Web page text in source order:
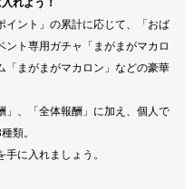
れよう！
イント」の累計に応じて、「おば
ント専用ガチャ「まがまがマカロ
「まがまがマカロン」などの豪華
」、「全体報酬」に加え、個人で
類。
に入れましょう。